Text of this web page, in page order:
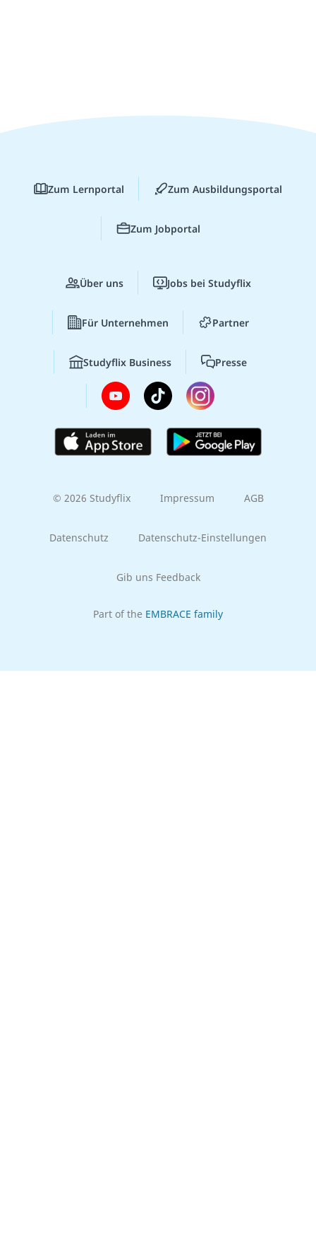
Zum Lernportal Zum Ausbildungsportal
Zum Jobportal
Über uns Jobs bei Studyflix
Für Unternehmen Partner
Studyflix Business Presse
© 2026 Studyflix Impressum AGB
Datenschutz Datenschutz-Einstellungen
Gib uns Feedback
Part of the EMBRACE family